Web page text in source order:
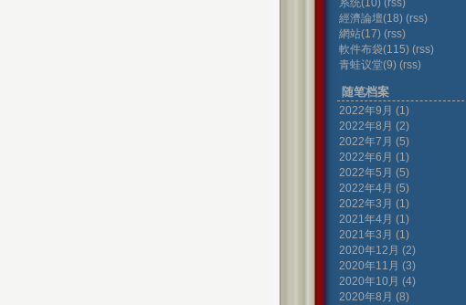
系统(10) (rss)
經濟論壇(18) (rss)
網站(17) (rss)
軟件布袋(115) (rss)
青蛙议堂(9) (rss)
随笔档案
2022年9月 (1)
2022年8月 (2)
2022年7月 (5)
2022年6月 (1)
2022年5月 (5)
2022年4月 (5)
2022年3月 (1)
2021年4月 (1)
2021年3月 (1)
2020年12月 (2)
2020年11月 (3)
2020年10月 (4)
2020年8月 (8)